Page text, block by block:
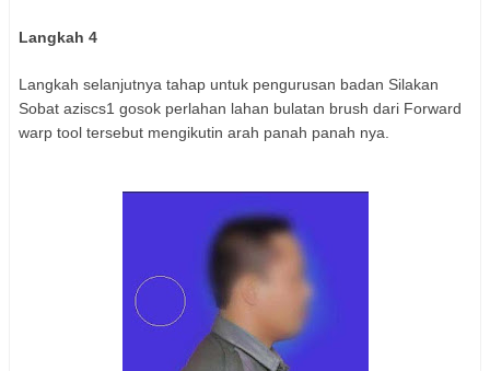
Langkah 4
Langkah selanjutnya tahap untuk pengurusan badan Silakan
Sobat aziscs1 gosok perlahan lahan bulatan brush dari Forward
warp tool tersebut mengikutin arah panah panah nya.